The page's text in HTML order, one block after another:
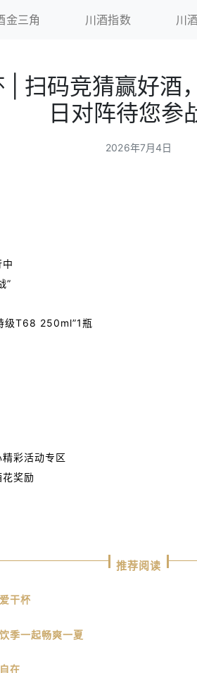
金三角 川酒指数 川
| 扫码竞猜赢好酒
日对阵待您参
2026年7月4日